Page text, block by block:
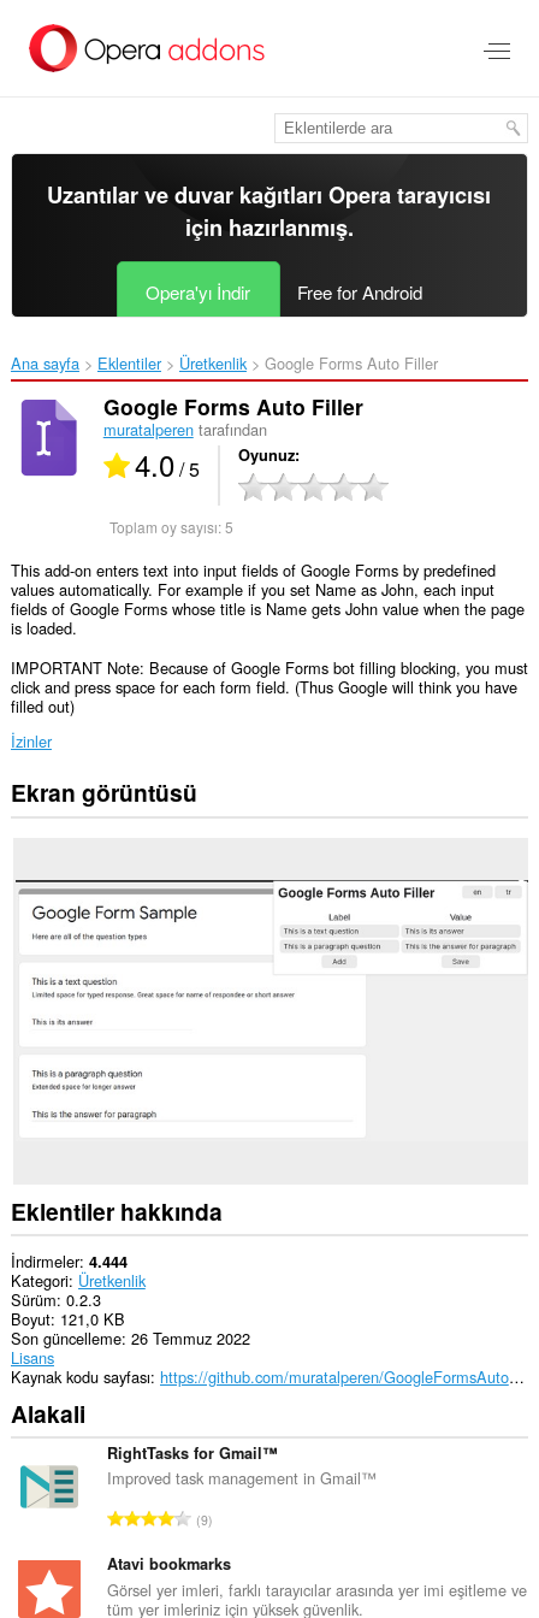
içeriğe
Uzantılar ve duvar kağıtlarıOpera tarayıcısı
için hazırlanmış.
Opera'yı İndir Free for Android
Ana sayfa Eklentiler Üretkenlik Google Forms Auto Filler‎
Google Forms Auto Filler
muratalperentarafından
4.0/ 5 Oyunuz
Toplam oy sayısı:5
This add-on enters text into input fields of Google Forms by predefined
values automatically. For example if you set Name as John, each input
fields of Google Forms whose title is Name gets John value when the page
is loaded.
IMPORTANT Note: Because of Google Forms bot filling blocking, you must
click and press space for each form field. (Thus Google will think you have
filled out)
İzinler
Bu
eklenti,
verilerinize
erişebilir.
Ekran görüntüsü
Eklentiler hakkında
İndirmeler 4.444
Kategori Üretkenlik
Sürüm 0.2.3
Boyut 121,0 KB
Son güncelleme 26 Temmuz 2022
Lisans
Kaynak kodu sayfası
https://github.com/muratalperen/GoogleFormsAutoFiller
Alakali
RightTasks for Gmail™
Improved task management in Gmail™
T
p
l
9
Atavi bookmarks
Görsel yer imleri, farklı tarayıcılar arasında yer imi eşitleme ve
tüm yer imleriniz için yüksek güvenlik.